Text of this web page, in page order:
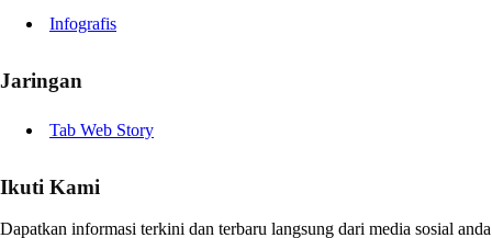
Infografis
Jaringan
Tab Web Story
Ikuti Kami
Dapatkan informasi terkini dan terbaru langsung dari media sosial anda